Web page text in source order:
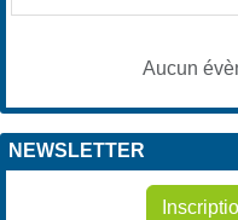
Aucun
NEWSLETTER